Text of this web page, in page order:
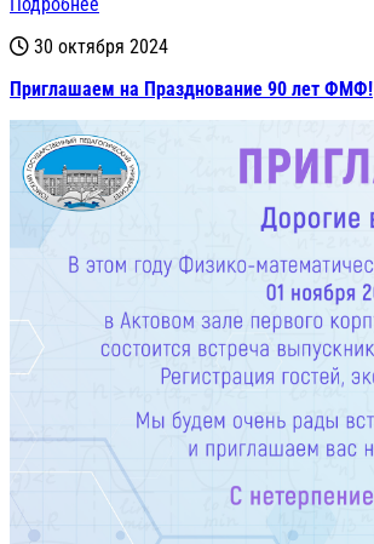
30 октября 2024
Приглашаем на Празднование 90 лет ФМФ!